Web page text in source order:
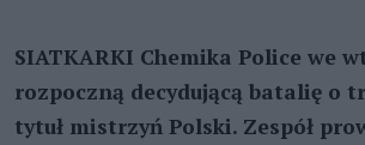
SIATKARKI Chemika Police we
rozpoczną decydującą batalię o
tytuł mistrzyń Polski. Zespół